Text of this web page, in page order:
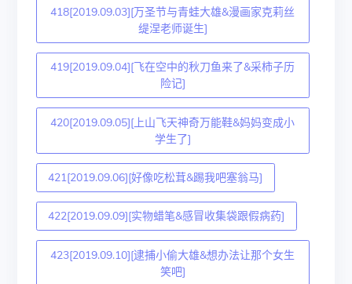
418[2019.09.03][万圣节与青蛙大雄&漫画家克莉丝
缇涅老师诞生]
419[2019.09.04][飞在空中的秋刀鱼来了&采柿子历
险记]
420[2019.09.05][上山飞天神奇万能鞋&妈妈变成小
学生了]
421[2019.09.06][好像吃松茸&踢我吧塞翁马]
422[2019.09.09][实物蜡笔&感冒收集袋跟假病药]
423[2019.09.10][逮捕小偷大雄&想办法让那个女生
笑吧]